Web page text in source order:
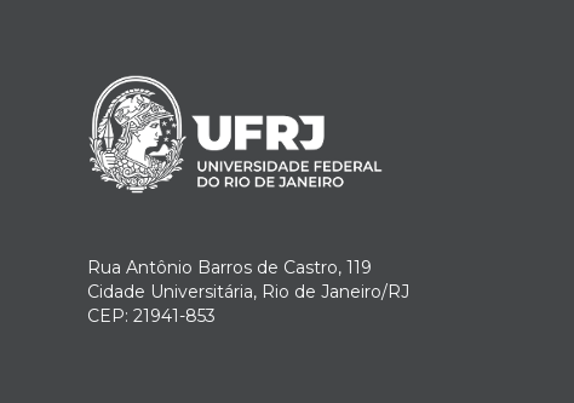
Rua Antônio Barros de Castro, 119
Cidade Universitária, Rio de Janeiro/RJ
CEP: 21941-853